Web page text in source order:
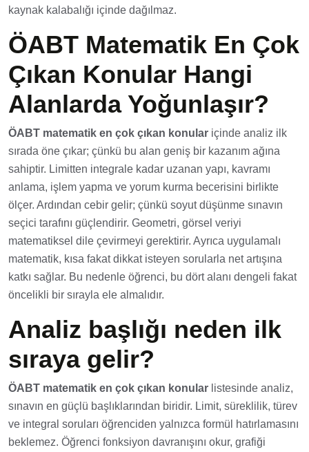
kaynak kalabalığı içinde dağılmaz.
ÖABT Matematik En Çok
Çıkan Konular Hangi
Alanlarda Yoğunlaşır?
ÖABT matematik en çok çıkan konular içinde analiz ilk
sırada öne çıkar; çünkü bu alan geniş bir kazanım ağına
sahiptir. Limitten integrale kadar uzanan yapı, kavramı
anlama, işlem yapma ve yorum kurma becerisini birlikte
ölçer. Ardından cebir gelir; çünkü soyut düşünme sınavın
seçici tarafını güçlendirir. Geometri, görsel veriyi
matematiksel dile çevirmeyi gerektirir. Ayrıca uygulamalı
matematik, kısa fakat dikkat isteyen sorularla net artışına
katkı sağlar. Bu nedenle öğrenci, bu dört alanı dengeli fakat
öncelikli bir sırayla ele almalıdır.
Analiz başlığı neden ilk
sıraya gelir?
ÖABT matematik en çok çıkan konular listesinde analiz,
sınavın en güçlü başlıklarından biridir. Limit, süreklilik, türev
ve integral soruları öğrenciden yalnızca formül hatırlamasını
beklemez. Öğrenci fonksiyon davranışını okur, grafiği